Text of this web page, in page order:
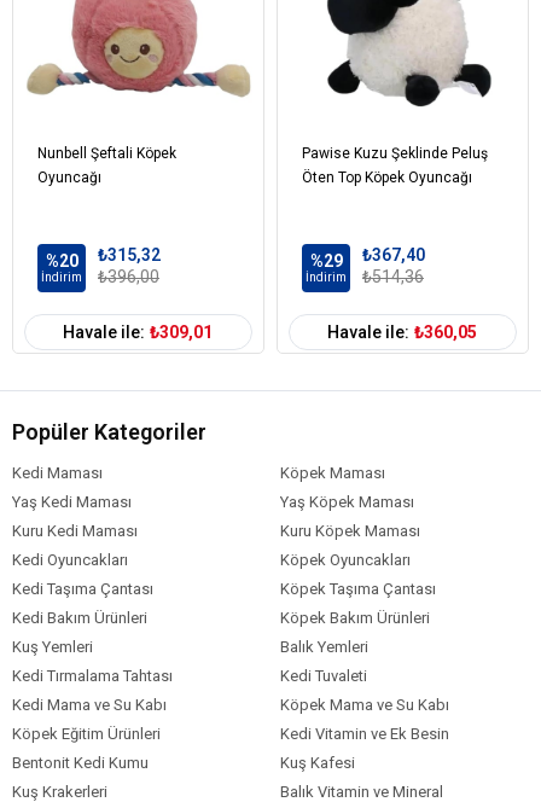
Nunbell Şeftali Köpek
Oyuncağı
%20
İndirim
₺315,32
₺396,00
Havale ile: ₺309,01
Pawise Kuzu Şeklinde Peluş
Öten Top Köpek Oyuncağı
%29
İndirim
₺367,40
₺514,36
Havale ile: ₺360,05
Popüler Kategoriler
Kedi Maması
Köpek Maması
Yaş Kedi Maması
Yaş Köpek Maması
Kuru Kedi Maması
Kuru Köpek Maması
Kedi Oyuncakları
Köpek Oyuncakları
Kedi Taşıma Çantası
Köpek Taşıma Çantası
Kedi Bakım Ürünleri
Köpek Bakım Ürünleri
Kuş Yemleri
Balık Yemleri
Kedi Tırmalama Tahtası
Kedi Tuvaleti
Kedi Mama ve Su Kabı
Köpek Mama ve Su Kabı
Köpek Eğitim Ürünleri
Kedi Vitamin ve Ek Besin
Bentonit Kedi Kumu
Kuş Kafesi
Kuş Krakerleri
Balık Vitamin ve Mineral